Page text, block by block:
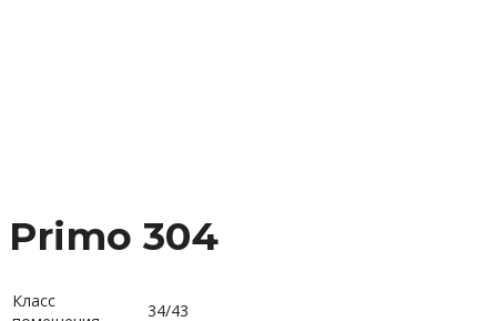
Primo 304
Класс
34/43